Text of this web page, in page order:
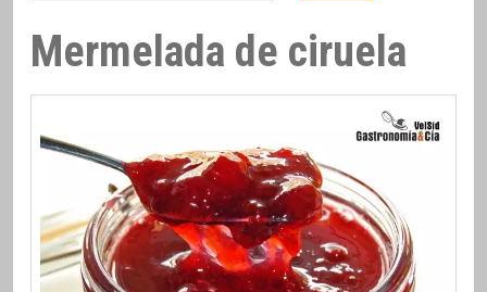
Mermelada de ciruela